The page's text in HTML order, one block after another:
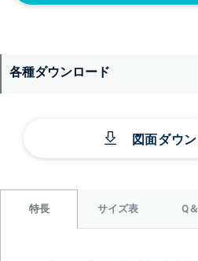
る(+10560円)
をつける
各種ダウンロード
図面ダウ
特長 サイズ表 Q